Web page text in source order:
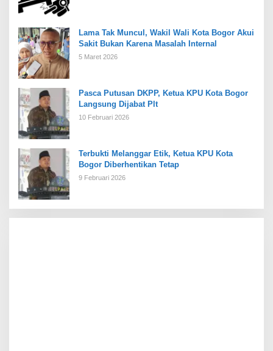
Lama Tak Muncul, Wakil Wali Kota Bogor Akui
Sakit Bukan Karena Masalah Internal
5 Maret 2026
Pasca Putusan DKPP, Ketua KPU Kota Bogor
Langsung Dijabat Plt
10 Februari 2026
Terbukti Melanggar Etik, Ketua KPU Kota
Bogor Diberhentikan Tetap
9 Februari 2026